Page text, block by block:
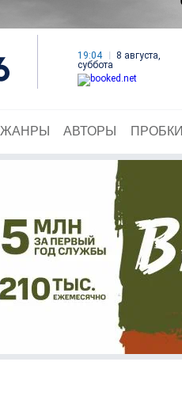
19:04
8 августа,
суббота
ЖАНРЫ АВТОРЫ ПРОБКИ